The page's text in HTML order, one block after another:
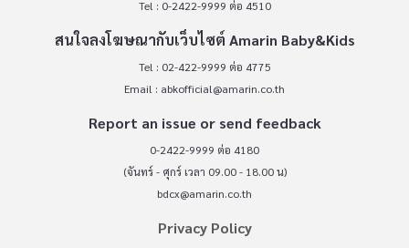
Tel : 0-2422-9999 ต่อ 4510
สนใจลงโฆษณากับเว็บไซต์ Amarin Baby&Kids
Tel : 02-422-9999 ต่อ 4775
Email : abkofficial@amarin.co.th
Report an issue or send feedback
0-2422-9999 ต่อ 4180
(จันทร์ - ศุกร์ เวลา 09.00 - 18.00 น)
bdcx@amarin.co.th
Privacy Policy